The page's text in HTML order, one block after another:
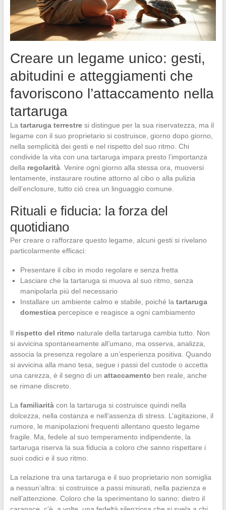
Creare un legame unico: gesti,
abitudini e atteggiamenti che
favoriscono l’attaccamento nella
tartaruga
La tartaruga terrestresi distingue per la sua riservatezza, ma il
legame con il suo proprietario si costruisce, giorno dopo giorno,
nella semplicità dei gesti e nel rispetto del suo ritmo. Chi
condivide la vita con una tartaruga impara presto l’importanza
della regolarità. Venire ogni giorno alla stessa ora, muoversi
lentamente, instaurare routine attorno al cibo o alla pulizia
dell’enclosure, tutto ciò crea un linguaggio comune.
Rituali e fiducia: la forza del
quotidiano
Per creare o rafforzare questo legame, alcuni gesti si rivelano
particolarmente efficaci:
Presentare il cibo in modo regolare e senza fretta
Lasciare che la tartaruga si muova al suo ritmo, senza
manipolarla più del necessario
Installare un ambiente calmo e stabile, poiché la tartaruga
domesticapercepisce e reagisce a ogni cambiamento
Il rispetto del ritmo naturale della tartaruga cambia tutto. Non
si avvicina spontaneamente all’umano, ma osserva, analizza,
associa la presenza regolare a un’esperienza positiva. Quando
si avvicina alla mano tesa, segue i passi del custode o accetta
una carezza, è il segno di un attaccamento ben reale, anche
se rimane discreto.
La familiaritàcon la tartaruga si costruisce quindi nella
dolcezza, nella costanza e nell’assenza di stress. L’agitazione, il
rumore, le manipolazioni frequenti allentano questo legame
fragile. Ma, fedele al suo temperamento indipendente, la
tartaruga riserva la sua fiducia a coloro che sanno rispettare i
suoi codici e il suo ritmo.
La relazione tra una tartaruga e il suo proprietario non somiglia
a nessun’altra: si costruisce a passi misurati, nella pazienza e
nell’attenzione. Coloro che la sperimentano lo sanno: dietro il